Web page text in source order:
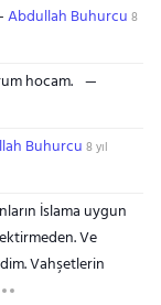
Abdullah Buhurcu 8
hocam.
Buhurcu 8 yıl
İslama uygun
Ve
Vahşetlerin